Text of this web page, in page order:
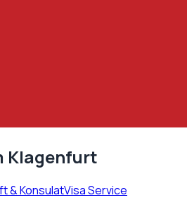
Klagenfurt
& KonsulatVisa Service